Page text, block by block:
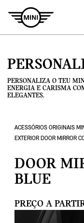
PERSONALIZA O TEU
ENERGIA E CARISMA
ELEGANTES.
ACESSÓRIOS ORIGINAIS
EXTERIOR DOOR MIRROR
DOOR
BLUE
PREÇO A